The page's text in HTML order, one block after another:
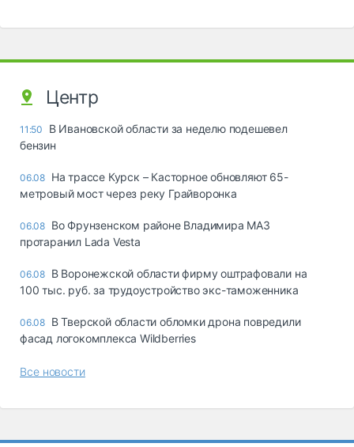
Центр
11:50
В Ивановской области за неделю подешевел
бензин
06.08 На трассе Курск – Касторное обновляют 65-
метровый мост через реку Грайворонка
06.08 Во Фрунзенском районе Владимира МАЗ
протаранил Lada Vesta
06.08 В Воронежской области фирму оштрафовали на
100 тыс. руб. за трудоустройство экс-таможенника
06.08 В Тверской области обломки дрона повредили
фасад логокомплекса Wildberries
Все новости